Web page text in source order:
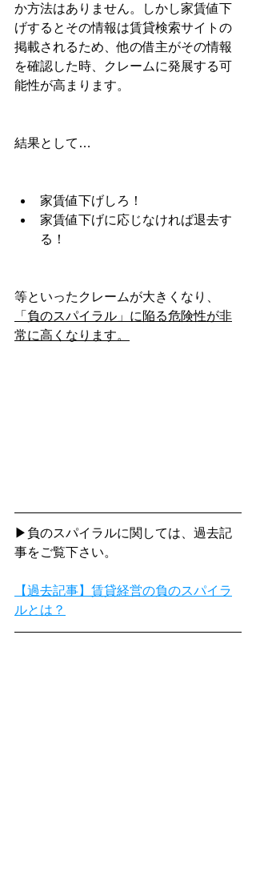
か方法はありません。しかし家賃値下
げするとその情報は賃貸検索サイトの
掲載されるため、他の借主がその情報
を確認した時、クレームに発展する可
能性が高まります。
結果として…
家賃値下げしろ！
家賃値下げに応じなければ退去す
る！
等といったクレームが大きくなり、
「負のスパイラル」に陥る危険性が非
常に高くなります。
▶負のスパイラルに関しては、過去記
事をご覧下さい。
【過去記事】賃貸経営の負のスパイラ
ルとは？